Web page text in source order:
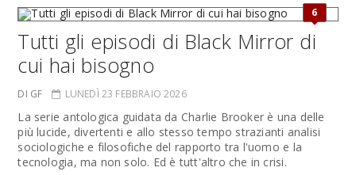
6
Tutti gli episodi di Black Mirror di
cui hai bisogno
DI GF LUNEDÌ 23 FEBBRAIO 2026
La serie antologica guidata da Charlie Brooker è una delle
più lucide, divertenti e allo stesso tempo strazianti analisi
sociologiche e filosofiche del rapporto tra l'uomo e la
tecnologia, ma non solo. Ed è tutt'altro che in crisi.